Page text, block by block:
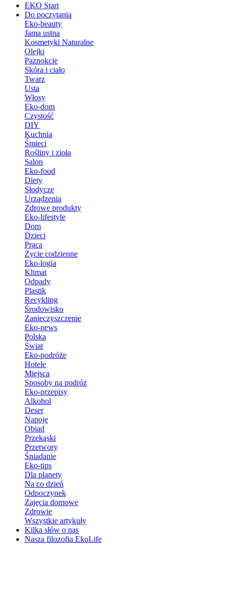
EKO Start
Do poczytania
Eko-beauty
Jama ustna
Kosmetyki Naturalne
Olejki
Paznokcie
Skóra i ciało
Twarz
Usta
Włosy
Eko-dom
Czystość
DIY
Kuchnia
Śmieci
Rośliny i zioła
Salon
Eko-food
Diety
Słodycze
Urządzenia
Zdrowe produkty
Eko-lifestyle
Dom
Dzieci
Praca
Życie codzienne
Eko-logia
Klimat
Odpady
Plastik
Recykling
Środowisko
Zanieczyszczenie
Eko-news
Polska
Świat
Eko-podróże
Hotele
Miejsca
Sposoby na podróż
Eko-przepisy
Alkohol
Deser
Napoje
Obiad
Przekąski
Przetwory
Śniadanie
Eko-tips
Dla planety
Na co dzień
Odpoczynek
Zajęcia domowe
Zdrowie
Wszystkie artykuły
Kilka słów o nas
Nasza filozofia EkoLife